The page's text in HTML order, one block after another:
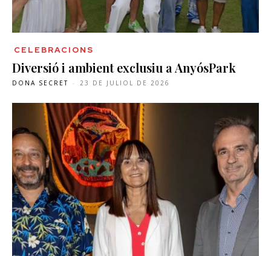
CELEBRACIONS
Diversió i ambient exclusiu a AnyósPark
DONA SECRET - 23 DE JULIOL DE 2026